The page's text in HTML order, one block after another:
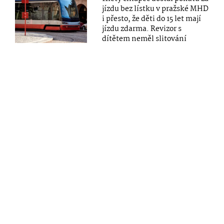
jízdu bez lístku v pražské MHD
i přesto, že děti do 15 let mají
jízdu zdarma. Revizor s
dítětem neměl slitování